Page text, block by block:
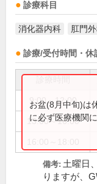
診療科目
消化器内科 肛門
診療/受付時間・休
9:00～12:00
13:00～16:00
お盆(8月中旬)は
に必ず医療機関
備考: 土曜日
りますが、